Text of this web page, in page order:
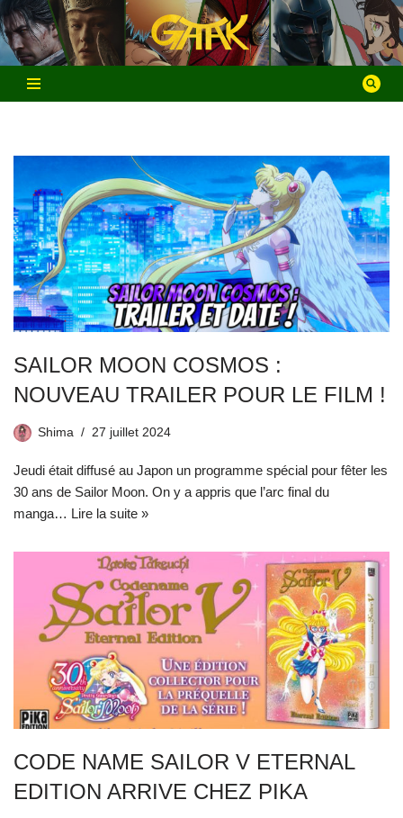
Aller
au
contenu
SAILOR MOON COSMOS :
NOUVEAU TRAILER POUR LE FILM !
Shima 27 juillet 2024
Jeudi était diffusé au Japon un programme spécial pour fêter les
30 ans de Sailor Moon. On y a appris que l’arc final du
manga… Lire la suite »
CODE NAME SAILOR V ETERNAL
EDITION ARRIVE CHEZ PIKA